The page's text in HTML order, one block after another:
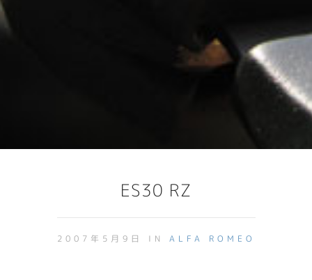
ES30 RZ
2007年5月9日 IN ALFA ROMEO